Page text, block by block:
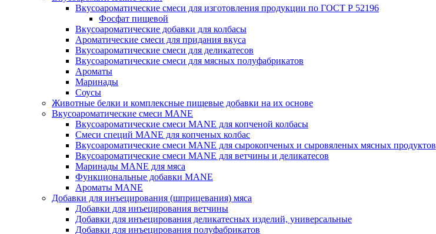
Вкусоароматические смеси для изготовления продукции по ГОСТ Р 52196
Фосфат пищевой
Вкусоароматические добавки для колбасы
Ароматические смеси для придания вкуса
Вкусоароматические смеси для деликатесов
Вкусоароматические смеси для мясных полуфабрикатов
Ароматы
Маринады
Соусы
Животные белки и комплексные пищевые добавки на их основе
Вкусоароматические смеси MANE
Вкусоароматические смеси MANE для копченой колбасы
Смеси специй MANE для копченых колбас
Вкусоароматические смеси MANE для сырокопченых и сыровяленых мясных продуктов
Вкусоароматические смеси MANE для ветчины и деликатесов
Маринады MANE для мяса
Функциональные добавки MANE
Ароматы MANE
Добавки для инъецирования (шприцевания) мяса
Добавки для инъецирования ветчины
Добавки для инъецирования деликатесных изделий, универсальные
Добавки для инъецирования полуфабрикатов